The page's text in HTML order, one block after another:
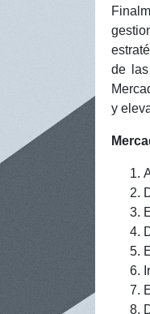
de
y